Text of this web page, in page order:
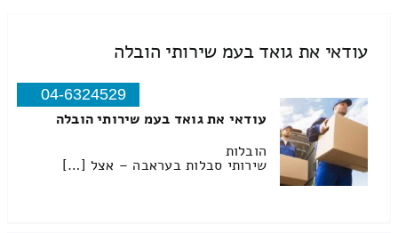
עודאי את גואד בעמ שירותי הובלה
04-6324529
עודאי את גואד בעמ שירותי הובלה
הובלות
שירותי סבלות בעראבה – אצל […]